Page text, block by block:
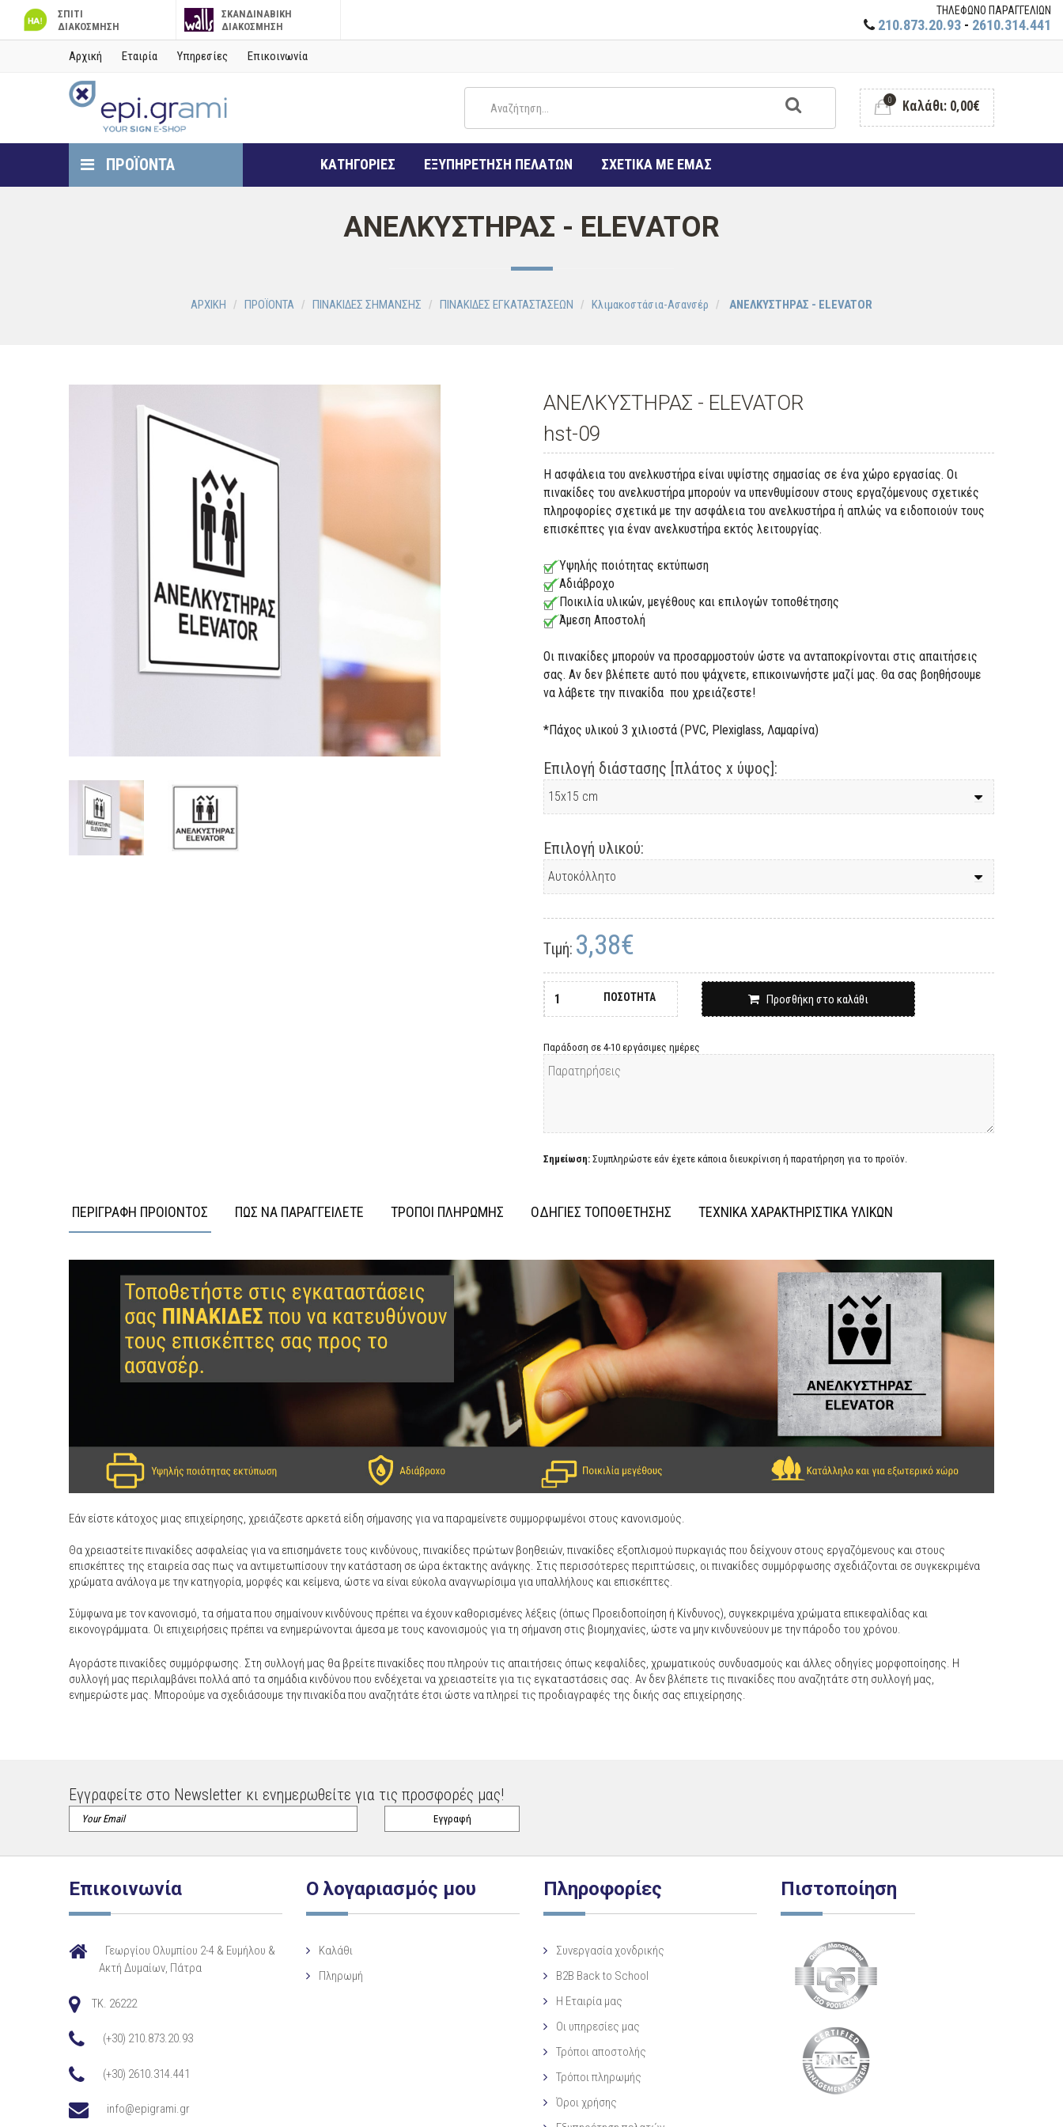
ΣΠΙΤΙ
ΔΙΑΚΟΣΜΗΣΗ
ΣΚΑΝΔΙΝΑΒΙΚΗ
ΔΙΑΚΟΣΜΗΣΗ
ΤΗΛΕΦΩΝΟ ΠΑΡΑΓΓΕΛΙΩΝ
210.873.20.93 - 2610.314.441
Αρχική Εταιρία Υπηρεσίες Επικοινωνία
0 Καλάθι: 0,00€
ΠΡΟΪΟΝΤΑ ΚΑΤΗΓΟΡΙΕΣ ΕΞΥΠΗΡΕΤΗΣΗ ΠΕΛΑΤΩΝ ΣΧΕΤΙΚΑ ΜΕ ΕΜΑΣ
ΑΝΕΛΚΥΣΤΗΡΑΣ - ELEVATOR
ΑΡΧΙΚΗ ΠΡΟΪΟΝΤΑ ΠΙΝΑΚΙΔΕΣ ΣΗΜΑΝΣΗΣ ΠΙΝΑΚΙΔΕΣ ΕΓΚΑΤΑΣΤΑΣΕΩΝ Κλιμακοστάσια-Ασανσέρ ΑΝΕΛΚΥΣΤΗΡΑΣ - ELEVATOR
ΑΝΕΛΚΥΣΤΗΡΑΣ - ELEVATOR
hst-09
Η ασφάλεια του ανελκυστήρα είναι υψίστης σημασίας σε ένα χώρο εργασίας. Οι
πινακίδες του ανελκυστήρα μπορούν να υπενθυμίσουν στους εργαζόμενους σχετικές
πληροφορίες σχετικά με την ασφάλεια του ανελκυστήρα ή απλώς να ειδοποιούν τους
επισκέπτες για έναν ανελκυστήρα εκτός λειτουργίας.
Υψηλής ποιότητας εκτύπωση
Αδιάβροχο
Ποικιλία υλικών, μεγέθους και επιλογών τοποθέτησης
Άμεση Αποστολή
Οι πινακίδες μπορούν να προσαρμοστούν ώστε να ανταποκρίνονται στις απαιτήσεις
σας. Αν δεν βλέπετε αυτό που ψάχνετε, επικοινωνήστε μαζί μας. Θα σας βοηθήσουμε
να λάβετε την πινακίδα που χρειάζεστε!
*Πάχος υλικού 3 χιλιοστά (PVC, Plexiglass, Λαμαρίνα)
Επιλογή διάστασης [πλάτος x ύψος]:
Επιλογή υλικού:
Τιμή: 3,38€
ΠΟΣΟΤΗΤΑ Προσθήκη στο καλάθι
Παράδοση σε 4-10 εργάσιμες ημέρες
Σημείωση: Συμπληρώστε εάν έχετε κάποια διευκρίνιση ή παρατήρηση για το προϊόν.
ΠΕΡΙΓΡΑΦΗ ΠΡΟΙΟΝΤΟΣ ΠΩΣ ΝΑ ΠΑΡΑΓΓΕΙΛΕΤΕ ΤΡΟΠΟΙ ΠΛΗΡΩΜΗΣ ΟΔΗΓΙΕΣ ΤΟΠΟΘΕΤΗΣΗΣ ΤΕΧΝΙΚΑ ΧΑΡΑΚΤΗΡΙΣΤΙΚΑ ΥΛΙΚΩΝ
Εάν είστε κάτοχος μιας επιχείρησης, χρειάζεστε αρκετά είδη σήμανσης για να παραμείνετε συμμορφωμένοι στους κανονισμούς.
Θα χρειαστείτε πινακίδες ασφαλείας για να επισημάνετε τους κινδύνους, πινακίδες πρώτων βοηθειών, πινακίδες εξοπλισμού πυρκαγιάς που δείχνουν στους εργαζόμενους και στους
επισκέπτες της εταιρεία σας πως να αντιμετωπίσουν την κατάσταση σε ώρα έκτακτης ανάγκης. Στις περισσότερες περιπτώσεις, οι πινακίδες συμμόρφωσης σχεδιάζονται σε συγκεκριμένα
χρώματα ανάλογα με την κατηγορία, μορφές και κείμενα, ώστε να είναι εύκολα αναγνωρίσιμα για υπαλλήλους και επισκέπτες.
Σύμφωνα με τον κανονισμό, τα σήματα που σημαίνουν κινδύνους πρέπει να έχουν καθορισμένες λέξεις (όπως Προειδοποίηση ή Κίνδυνος), συγκεκριμένα χρώματα επικεφαλίδας και
εικονογράμματα. Οι επιχειρήσεις πρέπει να ενημερώνονται άμεσα με τους κανονισμούς για τη σήμανση στις βιομηχανίες, ώστε να μην κινδυνεύουν με την πάροδο του χρόνου.
Αγοράστε πινακίδες συμμόρφωσης. Στη συλλογή μας θα βρείτε πινακίδες που πληρούν τις απαιτήσεις όπως κεφαλίδες, χρωματικούς συνδυασμούς και άλλες οδηγίες μορφοποίησης. Η
συλλογή μας περιλαμβάνει πολλά από τα σημάδια κινδύνου που ενδέχεται να χρειαστείτε για τις εγκαταστάσεις σας. Αν δεν βλέπετε τις πινακίδες που αναζητάτε στη συλλογή μας,
ενημερώστε μας. Μπορούμε να σχεδιάσουμε την πινακίδα που αναζητάτε έτσι ώστε να πληρεί τις προδιαγραφές της δικής σας επιχείρησης.
Εγγραφείτε στο Newsletter κι ενημερωθείτε για τις προσφορές μας!
Επικοινωνία
Γεωργίου Ολυμπίου 2-4 & Ευμήλου &
Ακτή Δυμαίων, Πάτρα
TK. 26222
(+30) 210.873.20.93
(+30) 2610.314.441
info@epigrami.gr
Ο λογαριασμός μου
Καλάθι
Πληρωμή
Πληροφορίες
Συνεργασία χονδρικής
B2B Back to School
Η Eταιρία μας
Οι υπηρεσίες μας
Τρόποι αποστολής
Τρόποι πληρωμής
Όροι χρήσης
Πιστοποίηση